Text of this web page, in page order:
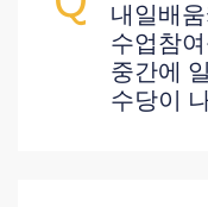
내일배
수업참
중간에
수당이